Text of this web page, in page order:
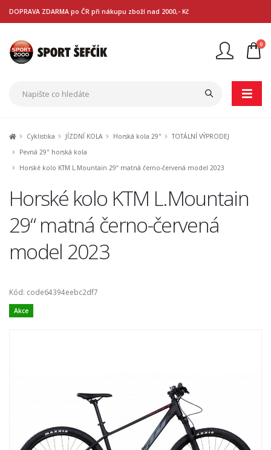
DOPRAVA ZDARMA po ČR při nákupu zboží nad 2000,- Kč
0
Cyklistika JÍZDNÍ KOLA Horská kola 29"
TOTÁLNÍ VÝPRODEJ
Pevná 29" horská kola
Horské kolo KTM L.Mountain 29“ matná černo-červená model 2023
Horské kolo KTM L.Mountain
29“ matná černo-červená
model 2023
Kód: code64394eebc2df7
Akce